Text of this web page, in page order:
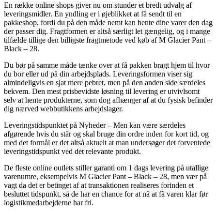
En række online shops giver nu om stunder et bredt udvalg af
leveringsmidler. En yndling er i øjeblikket at få sendt til en
pakkeshop, fordi du på den måde nemt kan hente dine varer den dag
der passer dig. Fragtformen er altså særligt let gængelig, og i mange
tilfælde tillige den billigste fragtmetode ved køb af M Glacier Pant –
Black – 28.
Du bør på samme måde tænke over at få pakken bragt hjem til hvor
du bor eller ud på din arbejdsplads. Leveringsformen viser sig
almindeligvis en sjat mere pebret, men på den anden side særdeles
bekvem. Den mest prisbevidste løsning til levering er utvivlsomt
selv at hente produkterne, som dog afhænger af at du fysisk befinder
dig nærved webbutikkens arbejdslager.
Leveringstidspunktet på Nyheder – Men kan være særdeles
afgørende hvis du står og skal bruge din ordre inden for kort tid, og
med det formål er det altså aktuelt at man undersøger det forventede
leveringstidspunkt ved det relevante produkt.
De fleste online outlets stiller garanti om 1 dags levering på utallige
varenumre, eksempelvis M Glacier Pant – Black – 28, men vær på
vagt da det er betinget af at transaktionen realiseres forinden et
besluttet tidspunkt, så de har en chance for at nå at få varen klar før
logistikmedarbejderne har fri.